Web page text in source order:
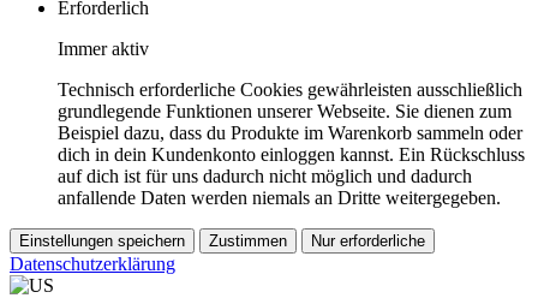
Erforderlich
Immer aktiv
Technisch erforderliche Cookies gewährleisten ausschließlich
grundlegende Funktionen unserer Webseite. Sie dienen zum
Beispiel dazu, dass du Produkte im Warenkorb sammeln oder
dich in dein Kundenkonto einloggen kannst. Ein Rückschluss
auf dich ist für uns dadurch nicht möglich und dadurch
anfallende Daten werden niemals an Dritte weitergegeben.
Einstellungen speichern Zustimmen Nur erforderliche
Datenschutzerklärung